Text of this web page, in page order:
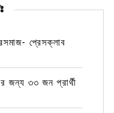
প্রেসক্লাব
জন্য ৩৩ জন প্রার্থী